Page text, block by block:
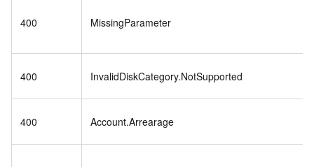
400 MissingParameter
400 InvalidDiskCategory.NotSupported
400 Account.Arrearage